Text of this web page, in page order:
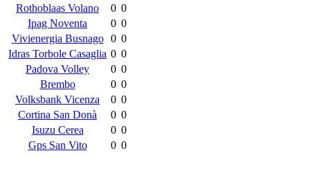
Rothoblaas Volano
0 0
Ipag Noventa
0 0
Vivienergia Busnago
0 0
Idras Torbole Casaglia 0 0
Padova Volley
0 0
Brembo
0 0
Volksbank Vicenza
0 0
Cortina San Donà
0 0
Isuzu Cerea
0 0
Gps San Vito
0 0